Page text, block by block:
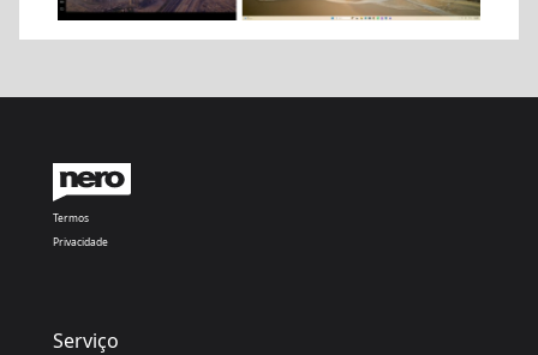
Termos
Privacidade
Serviço